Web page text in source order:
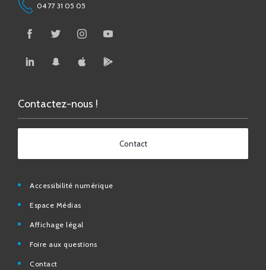
04 77 31 05 05
Contactez-nous !
Contact
Accessibilité numérique
Espace Médias
Affichage légal
Foire aux questions
Contact